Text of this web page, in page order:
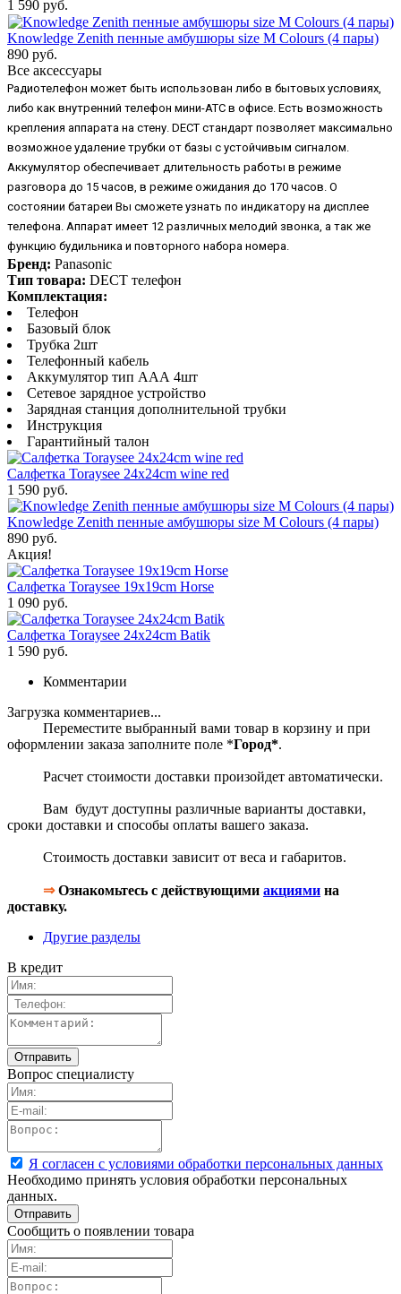
1 590 руб.
Knowledge Zenith пенные амбушюры size M Colours (4 пары)
890 руб.
Все аксессуары
Радиотелефон может быть использован либо в бытовых условиях,
либо как внутренний телефон мини-АТС в офисе. Есть возможность
крепления аппарата на стену. DECT стандарт позволяет максимально
возможное удаление трубки от базы с устойчивым сигналом.
Аккумулятор обеспечивает длительность работы в режиме
разговора до 15 часов, в режиме ожидания до 170 часов. О
состоянии батареи Вы сможете узнать по индикатору на дисплее
телефона. Аппарат имеет 12 различных мелодий звонка, а так же
функцию будильника и повторного набора номера.
Бренд: Panasonic
Тип товара: DECT телефон
Комплектация:
Телефон
Базовый блок
Трубка 2шт
Телефонный кабель
Аккумулятор тип ААА 4шт
Сетевое зарядное устройство
Зарядная станция дополнительной трубки
Инструкция
Гарантийный талон
Салфетка Toraysee 24x24cm wine red
1 590 руб.
Knowledge Zenith пенные амбушюры size M Colours (4 пары)
890 руб.
Акция!
Салфетка Toraysee 19x19cm Horse
1 090 руб.
Салфетка Toraysee 24x24cm Batik
1 590 руб.
Комментарии
Загрузка комментариев...
Переместите выбранный вами товар в корзину и при
оформлении заказа заполните поле *Город*.
Расчет стоимости доставки произойдет автоматически.
Вам будут доступны различные варианты доставки,
сроки доставки и способы оплаты вашего заказа.
Стоимость доставки зависит от веса и габаритов.
⇒Ознакомьтесь с действующими акциями на
доставку.
Другие разделы
В кредит
Вопрос специалисту
Я согласен с условиями обработки персональных данных
Необходимо принять условия обработки персональных
данных.
Сообщить о появлении товара